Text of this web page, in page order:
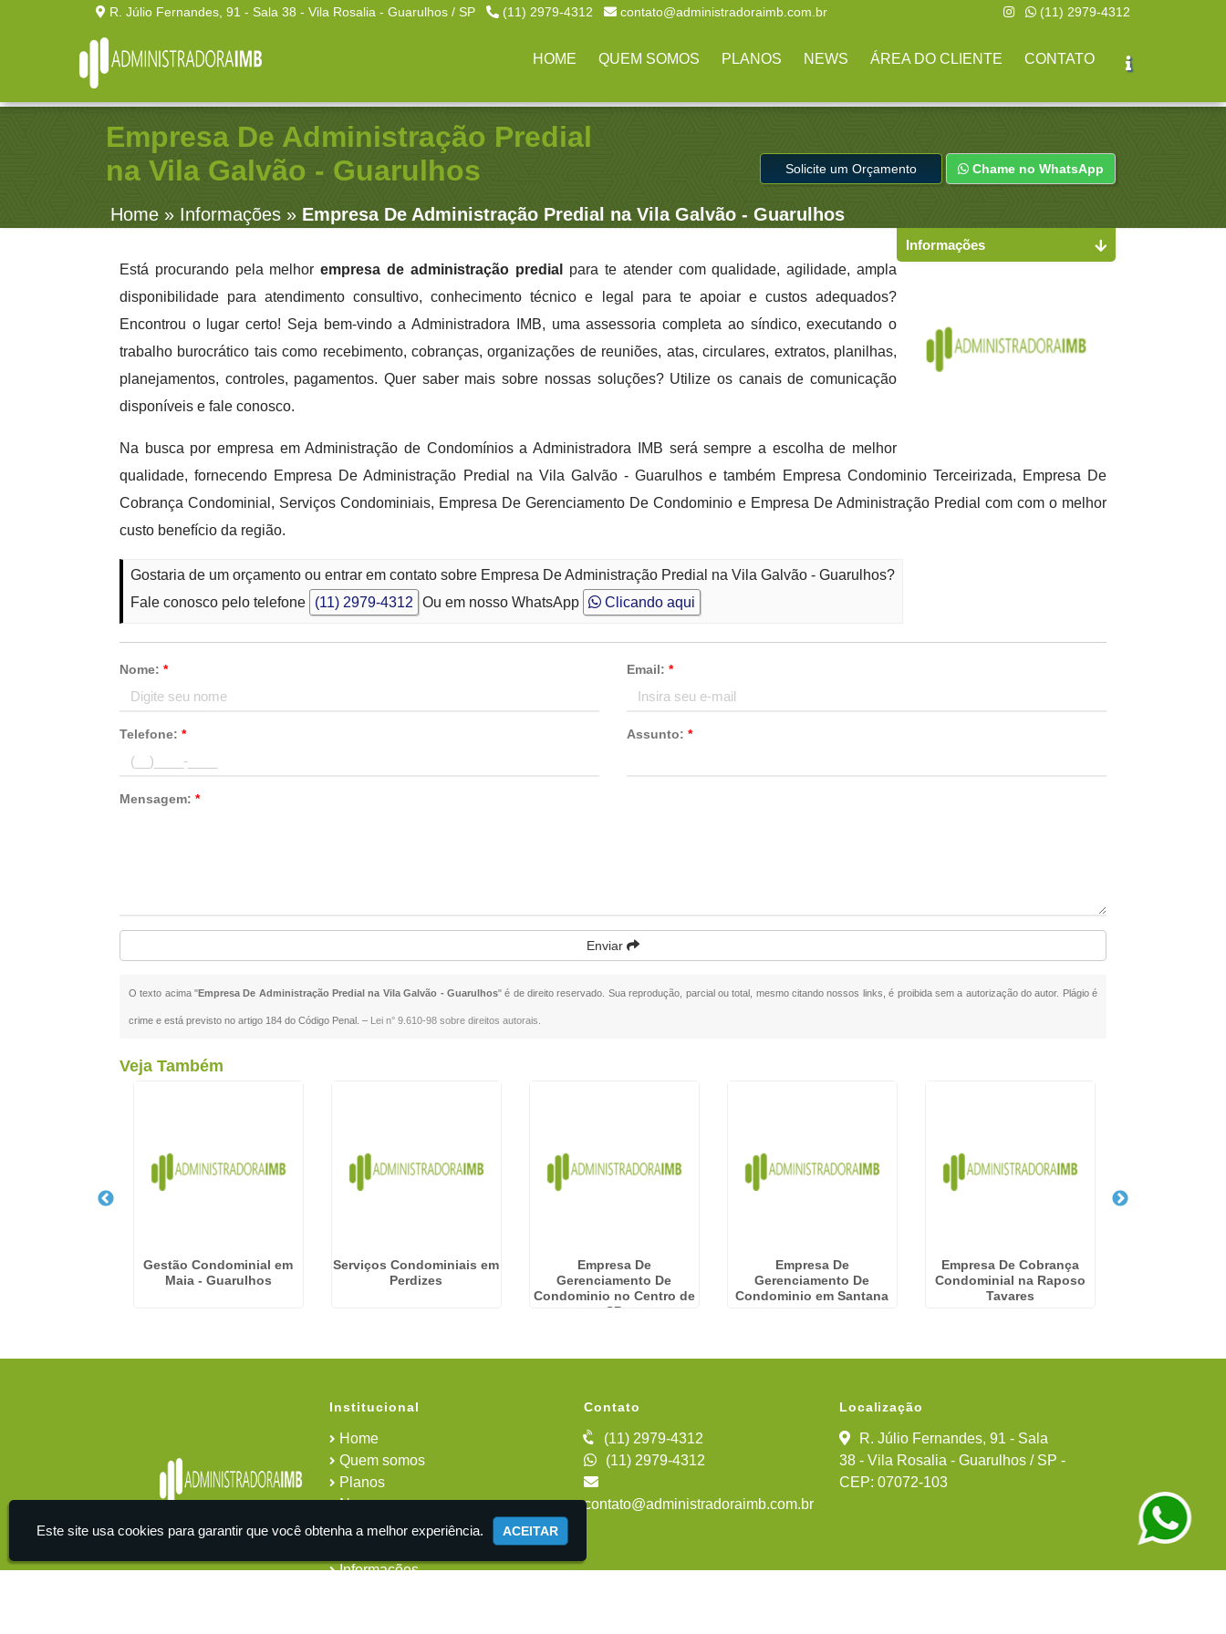
R. Júlio Fernandes, 91 - Sala 38 - Vila Rosalia - Guarulhos / SP (11) 2979-4312 contato@administradoraimb.com.br (11) 2979-4312
HOME QUEM SOMOS PLANOS NEWS ÁREA DO CLIENTE CONTATO
Empresa De Administração Predial
na Vila Galvão - Guarulhos
Home» Informações » Empresa De Administração Predial na Vila Galvão - Guarulhos
Solicite um Orçamento Chame no WhatsApp
Está procurando pela melhorempresa de administração predial
para te atender com qualidade, agilidade, ampla
disponibilidade para atendimento consultivo, conhecimento técnico e legal para te apoiar e custos adequados?
Encontrou o lugar certo! Seja bem-vindo a Administradora IMB, uma assessoria completa ao síndico, executando o
trabalho burocrático tais como recebimento, cobranças, organizações de reuniões, atas, circulares, extratos, planilhas,
planejamentos, controles, pagamentos. Quer saber mais sobre nossas soluções? Utilize os canais de comunicação
disponíveis e fale conosco.
Na busca por empresa em Administração de Condomínios a Administradora IMB será sempre a escolha de melhor
qualidade, fornecendo Empresa De Administração Predial na Vila Galvão - Guarulhos e também Empresa Condominio Terceirizada, Empresa De
Cobrança Condominial, Serviços Condominiais, Empresa De Gerenciamento De Condominio e Empresa De Administração Predial com com o melhor
custo benefício da região.
Gostaria de um orçamento ou entrar em contato sobre Empresa De Administração Predial na Vila Galvão - Guarulhos?
Fale conosco pelo telefone
(11) 2979-4312 Ou em nosso WhatsApp Clicando aqui
Nome: * Email: *
Telefone: * Assunto: *
Mensagem: *
Enviar
O texto acima "Empresa De Administração Predial na Vila Galvão - Guarulhos" é de direito reservado. Sua reprodução, parcial ou total, mesmo citando nossos links, é proibida sem a autorização do autor. Plágio é
crime e está previsto no artigo 184 do Código Penal. – Lei n° 9.610-98 sobre direitos autorais
Informações
Veja Também
Gestão Condominial em
Maia - Guarulhos
Serviços Condominiais em
Perdizes
Empresa De
Gerenciamento De
Condominio no Centro de
SP
Empresa De
Gerenciamento De
Condominio em Santana
Empresa De Cobrança
Condominial na Raposo
Tavares
Institucional
Home
Quem somos
Planos
News
Área do cliente
Informações
Contato
(11) 2979-4312
(11) 2979-4312
contato@administradoraimb.com.br
Localização
R. Júlio Fernandes, 91 - Sala
38 - Vila Rosalia - Guarulhos / SP -
CEP: 07072-103
Este site usa cookies para garantir que você obtenha a melhor experiência. ACEITAR